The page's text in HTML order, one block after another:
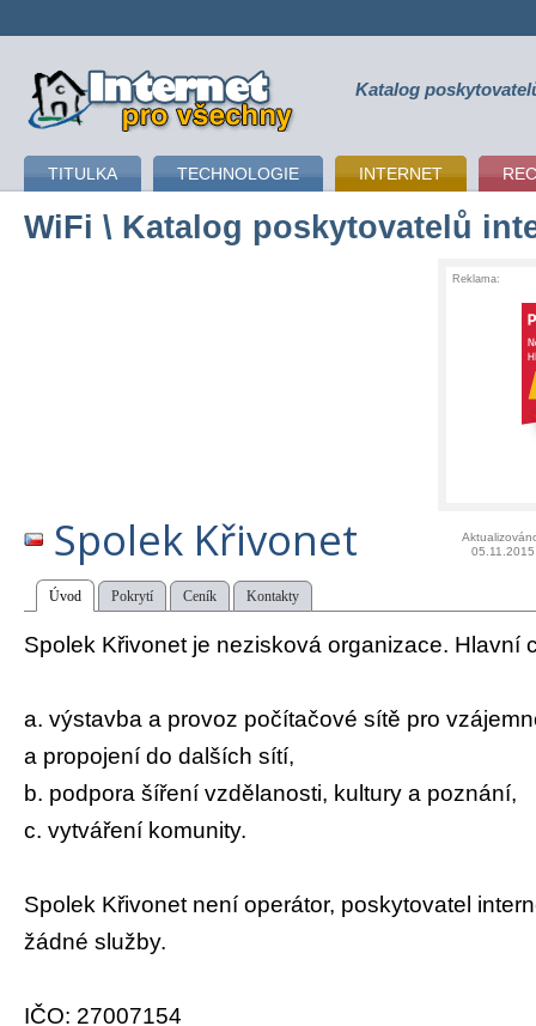
připojení k internetu Katalog
TITULKA TECHNOLOGIE INTERNET
WiFi \ Katalog poskytovatelů
Reklama:
Spolek Křivonet
05.11.2015
Úvod Pokrytí Ceník Kontakty
Spolek Křivonet je nezisková organizace. Hlavní
a. výstavba a provoz počítačové sítě pro
a propojení do dalších sítí,
b. podpora šíření vzdělanosti, kultury a poznání,
c. vytváření komunity.
Spolek Křivonet není operátor, poskytovatel
žádné služby.
IČO: 27007154